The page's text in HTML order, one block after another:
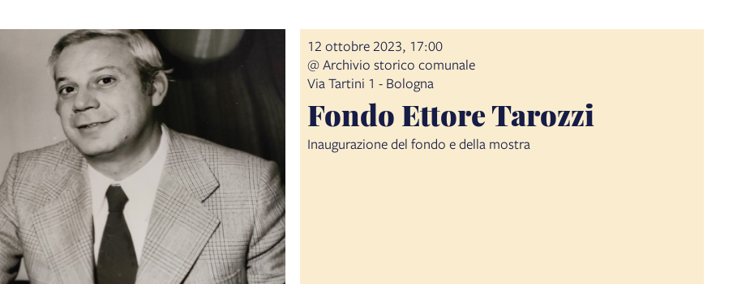
12 ottobre 2023, 17:00
@ Archivio storico comunale
Via Tartini 1 - Bologna
Fondo Ettore Tarozzi
Inaugurazione del fondo e della mostra